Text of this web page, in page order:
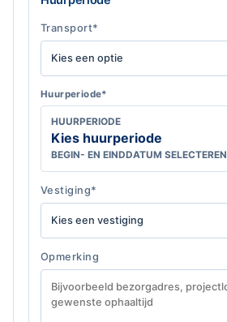
Transport*
Huurperiode*
HUURPERIODE
Kies huurperiode
BEGIN- EN EINDDATUM SELECTEREN
Vestiging*
Opmerking